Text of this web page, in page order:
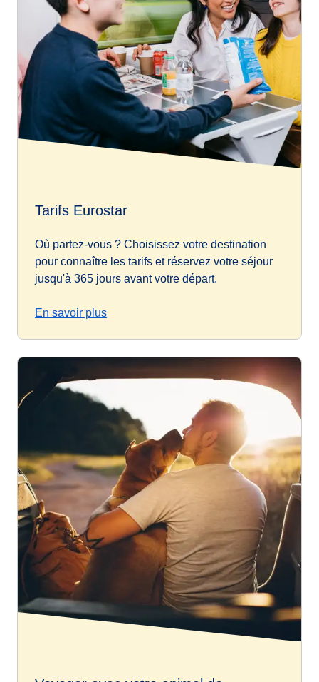
Tarifs Eurostar
Où partez-vous ? Choisissez votre destination
pour connaître les tarifs et réservez votre séjour
jusqu'à 365 jours avant votre départ.
En savoir plus